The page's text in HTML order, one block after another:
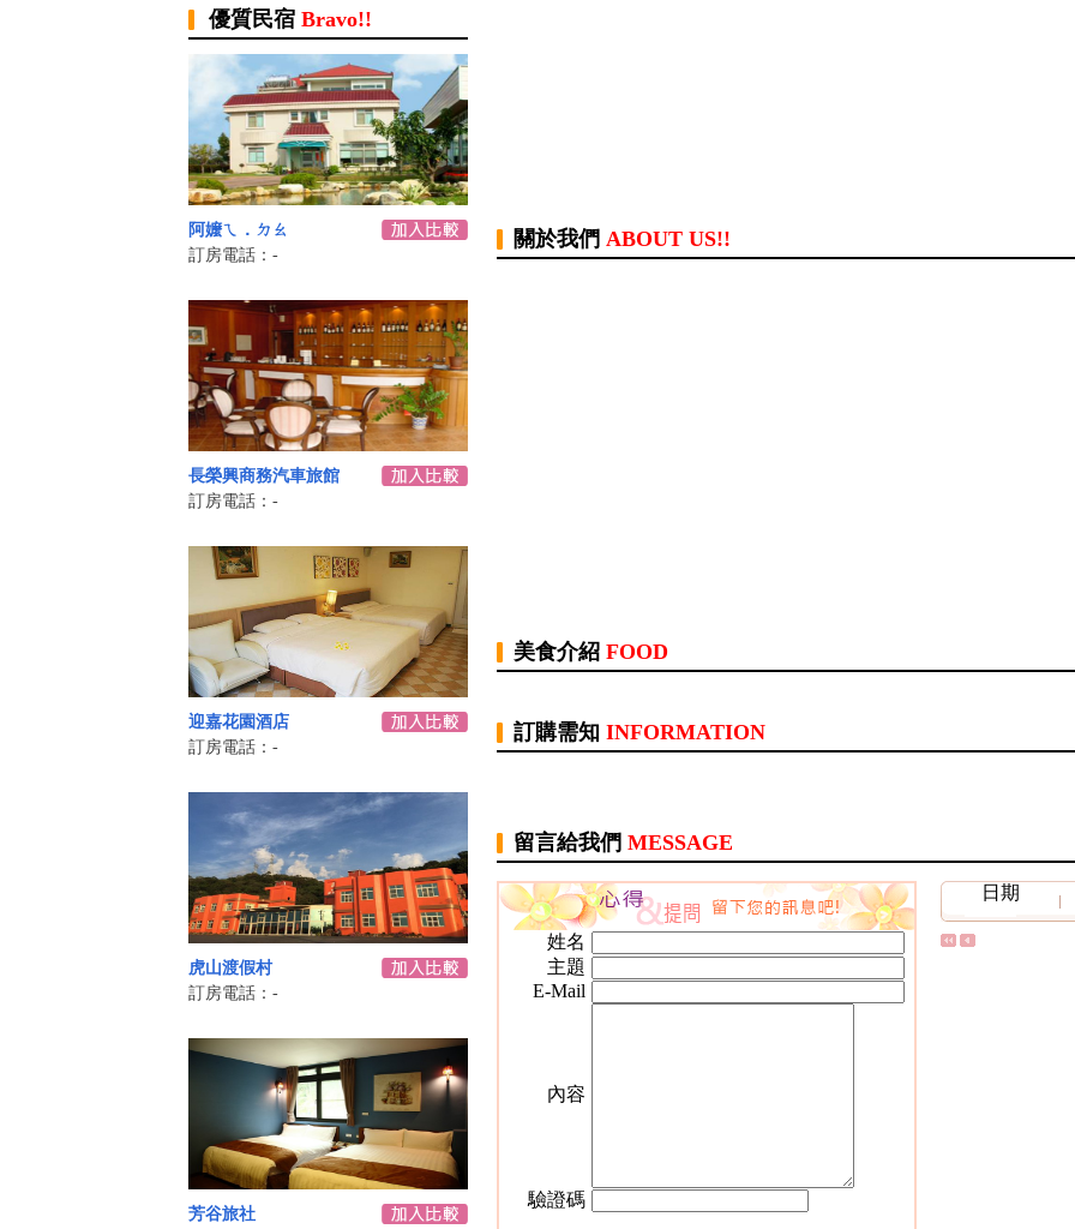
優質民宿 Bravo!!
阿嬤ㄟ．ㄉㄠ
訂房電話：-
長榮興商務汽車旅館
訂房電話：-
迎嘉花園酒店
訂房電話：-
虎山渡假村
訂房電話：-
芳谷旅社
關於我們 ABOUT US!!
美食介紹 FOOD
訂購需知 INFORMATION
留言給我們 MESSAGE
姓名
主題
E-Mail
內容
驗證碼
日期